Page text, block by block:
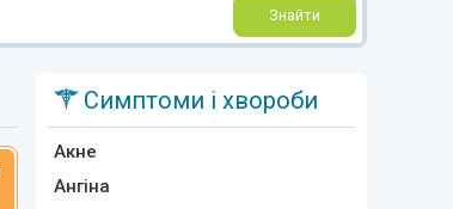
Знайти
Симптоми і хвороби
Акне
Ангіна